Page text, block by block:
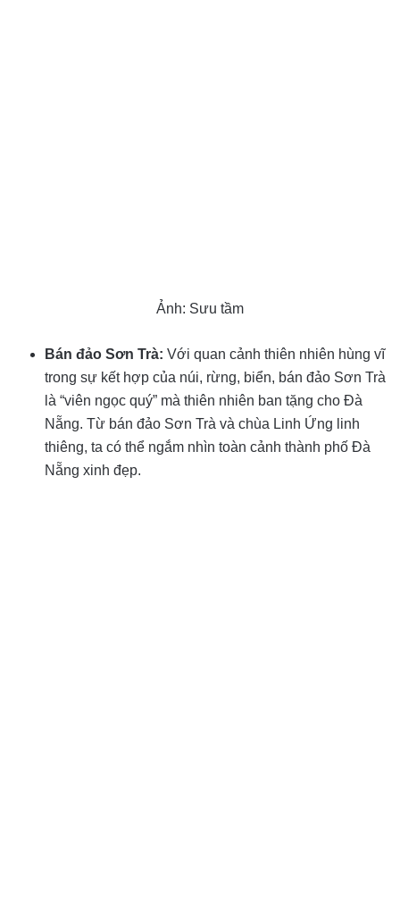
Ảnh: Sưu tầm
Bán đảo Sơn Trà: Với quan cảnh thiên nhiên hùng vĩ
trong sự kết hợp của núi, rừng, biển, bán đảo Sơn Trà
là “viên ngọc quý” mà thiên nhiên ban tặng cho Đà
Nẵng. Từ bán đảo Sơn Trà và chùa Linh Ứng linh
thiêng, ta có thể ngắm nhìn toàn cảnh thành phố Đà
Nẵng xinh đẹp.